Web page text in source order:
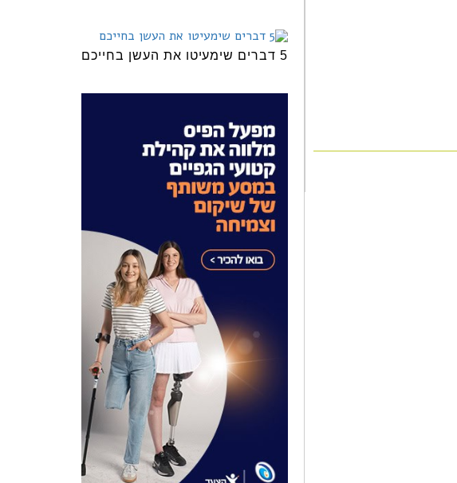
5 דברים שימעיטו את העשן בחייכם